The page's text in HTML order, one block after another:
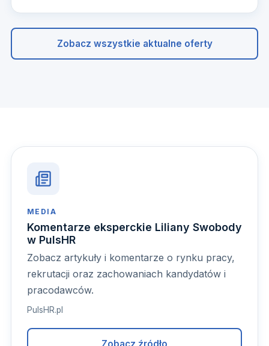
Zobacz wszystkie aktualne oferty
MEDIA
Komentarze eksperckie Liliany Swobody
w PulsHR
Zobacz artykuły i komentarze o rynku pracy,
rekrutacji oraz zachowaniach kandydatów i
pracodawców.
PulsHR.pl